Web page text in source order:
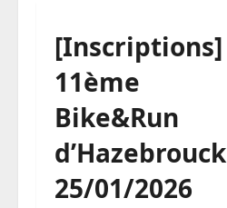
[Inscriptions]
11ème
Bike&Run
d’Hazebrouck
25/01/2026